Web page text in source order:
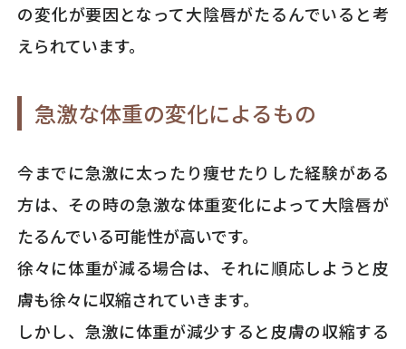
の変化が要因となって大陰唇がたるんでいると考
えられています。
急激な体重の変化によるもの
今までに急激に太ったり痩せたりした経験がある
方は、その時の急激な体重変化によって大陰唇が
たるんでいる可能性が高いです。
徐々に体重が減る場合は、それに順応しようと皮
膚も徐々に収縮されていきます。
しかし、急激に体重が減少すると皮膚の収縮する